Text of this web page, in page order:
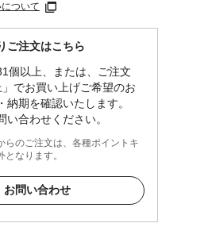
ついて
ご注文はこちら
個以上、または、ご注文
でお買い上げご希望のお
納期を確認いたします。
い合わせください。
のご注文は、各種ポイントキ
となります。
お問い合わせ